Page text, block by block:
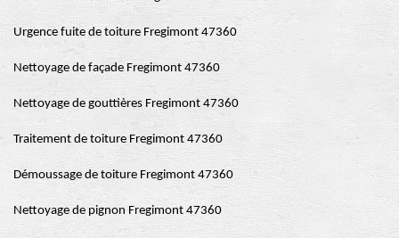
Urgence fuite de toiture Fregimont 47360
Nettoyage de façade Fregimont 47360
Nettoyage de gouttières Fregimont 47360
Traitement de toiture Fregimont 47360
Démoussage de toiture Fregimont 47360
Nettoyage de pignon Fregimont 47360